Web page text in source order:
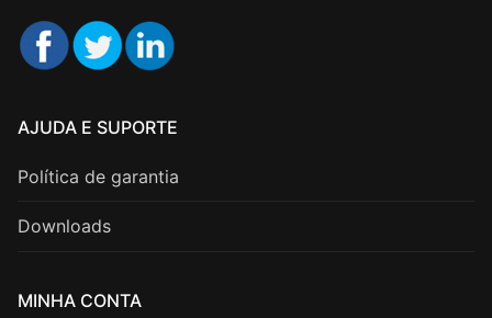
AJUDA E SUPORTE
Política de garantia
Downloads
MINHA CONTA